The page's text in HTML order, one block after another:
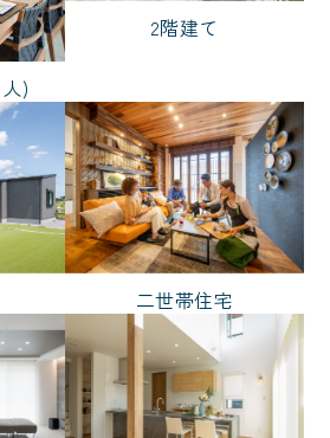
)
2階建て
二世帯住宅
家事がしやすい
犬と暮らす
と暮らす
ナチュラル
ル
モダン
和風 輸入風